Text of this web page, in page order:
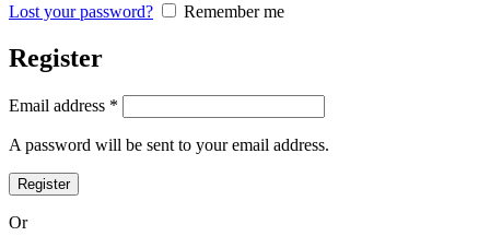
Lost your password? Remember me
Register
Email address *
A password will be sent to your email address.
Register
Or